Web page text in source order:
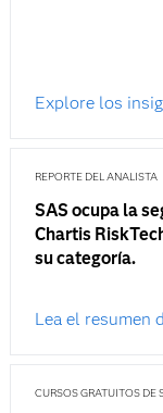
Explore los
REPORTE DEL ANALISTA
SAS ocupa la
Chartis
su categoría.
Lea el resumen
CURSOS GRATUITOS DE